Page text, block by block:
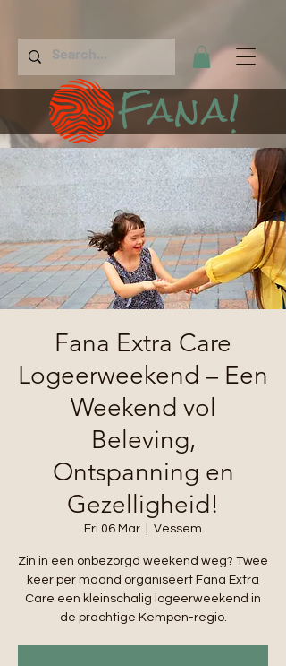
Fana!
Fana Extra Care
Logeerweekend – Een
Weekend vol
Beleving,
Ontspanning en
Gezelligheid!
Fri 06 Mar Vessem
Zin in een onbezorgd weekend weg? Twee
keer per maand organiseert Fana Extra
Care een kleinschalig logeerweekend in
de prachtige Kempen-regio.